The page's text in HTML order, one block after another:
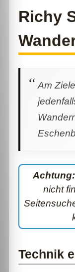
Richy
Am
Achtung:
nicht
Technik